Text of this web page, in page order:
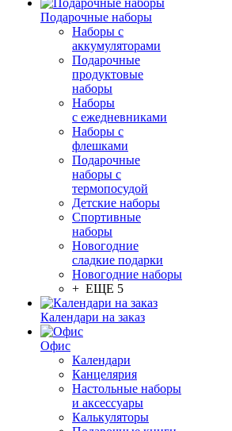
Подарочные наборы
Наборы с
аккумуляторами
Подарочные
продуктовые
наборы
Наборы
с ежедневниками
Наборы с
флешками
Подарочные
наборы с
термопосудой
Детские наборы
Спортивные
наборы
Новогодние
сладкие подарки
Новогодние наборы
+ ЕЩЕ 5
Календари на заказ
Офис
Календари
Канцелярия
Настольные наборы
и аксессуары
Калькуляторы